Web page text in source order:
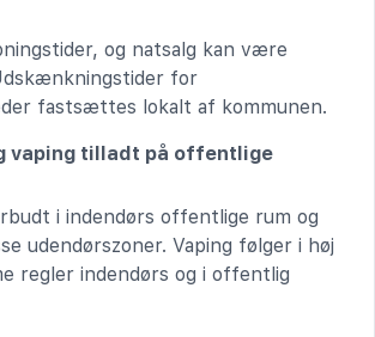
og natsalg kan være
for
fastsættes lokalt af kommunen.
vaping tilladt på offentlige
i indendørs offentlige rum og
udendørszoner. Vaping følger i høj
regler indendørs og i offentlig